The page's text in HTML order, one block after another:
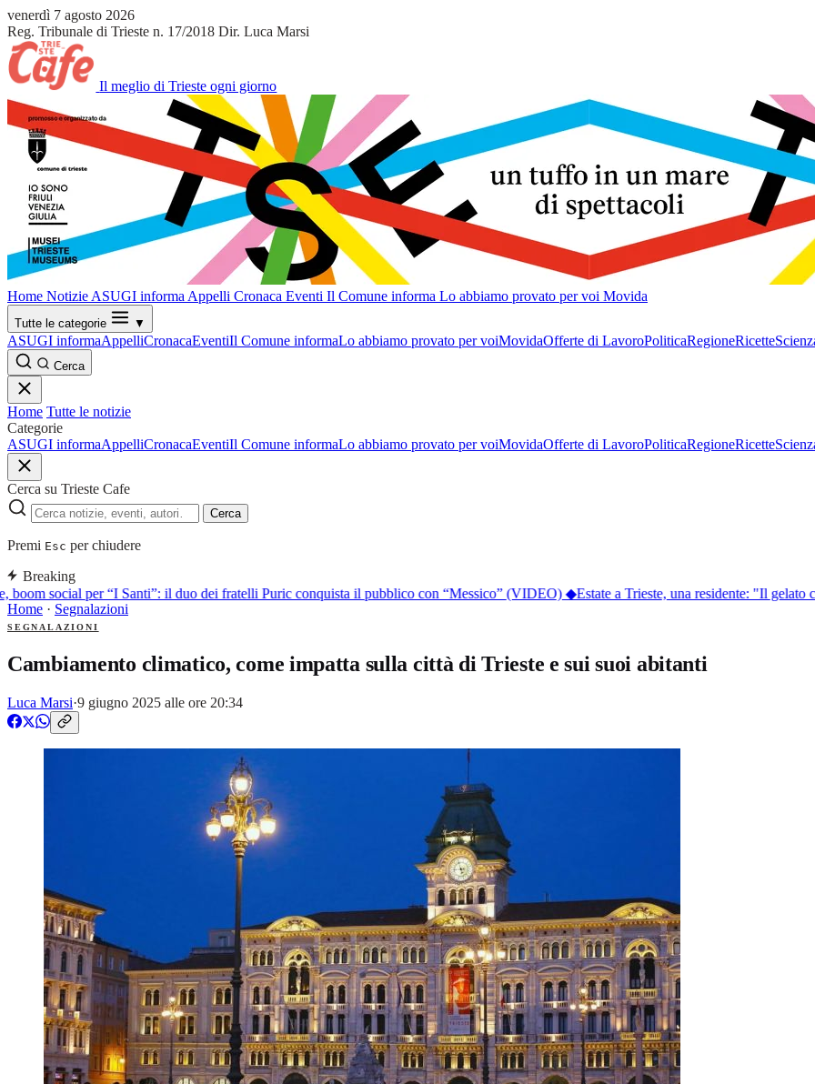
venerdì 7 agosto 2026
Reg. Tribunale di Trieste n. 17/2018 Dir. Luca Marsi
Il meglio di Trieste ogni giorno
Home Notizie ASUGI informa Appelli Cronaca Eventi Il Comune informa Lo abbiamo provato per voi Movida
Tutte le categorie ▼
ASUGI informaAppelliCronacaEventiIl Comune informaLo abbiamo provato per voiMovidaOfferte di LavoroPoliticaRegioneRicette
Cerca
Home Tutte le notizie
Categorie
ASUGI informaAppelliCronacaEventiIl Comune informaLo abbiamo provato per voiMovidaOfferte di LavoroPoliticaRegioneRicette
Cerca su Trieste Cafe
Cerca
Premi Esc per chiudere
Breaking
social per “I Santi”: il duo dei fratelli Puric conquista il pubblico con “Messico” (VIDEO)◆Estate a Trieste, una residente: "Il gelato
Home · Segnalazioni
SEGNALAZIONI
Cambiamento climatico, come impatta sulla città di Trieste e sui suoi abitanti
Luca Marsi·9 giugno 2025 alle ore 20:34